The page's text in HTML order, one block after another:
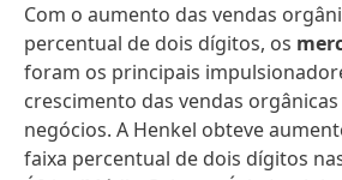
Com o aumento das vendas
percentual de dois dígitos, os
foram os principais
crescimento das vendas
negócios. A Henkel obteve
faixa percentual de dois dígitos